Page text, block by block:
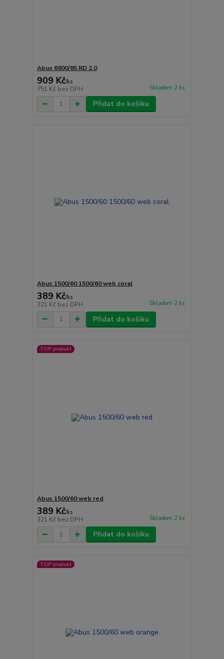
Abus 6800/85 RD 2.0
909 Kč/ks
751 Kč bez DPH Skladem 2 ks
Přidat do košíku
Abus 1500/60 1500/60 web coral
389 Kč/ks
321 Kč bez DPH Skladem 2 ks
Přidat do košíku
TOP produkt
Abus 1500/60 web red
389 Kč/ks
321 Kč bez DPH Skladem 2 ks
Přidat do košíku
TOP produkt